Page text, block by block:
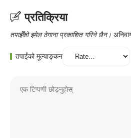
प्रतिक्रिया
तपाईँको इमेल ठेगाना प्रकाशित गरिने छैन।
तपाईंको मूल्याङ्कन